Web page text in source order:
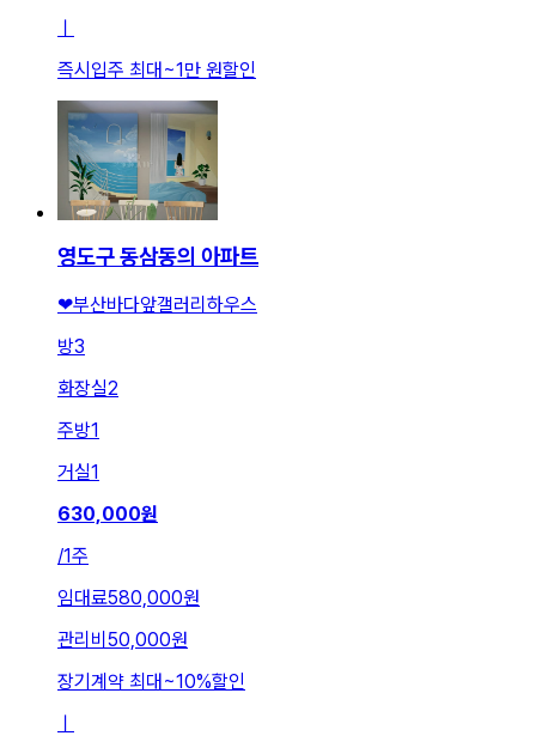
즉시입주 최대 ~1만 원할인
영도구 동삼동의 아파트
❤부산바다앞갤러리하우스
방3
화장실2
주방1
거실1
630,000원
/1주
임대료580,000원
관리비 50,000원
장기계약 최대~10%할인
ㅣ